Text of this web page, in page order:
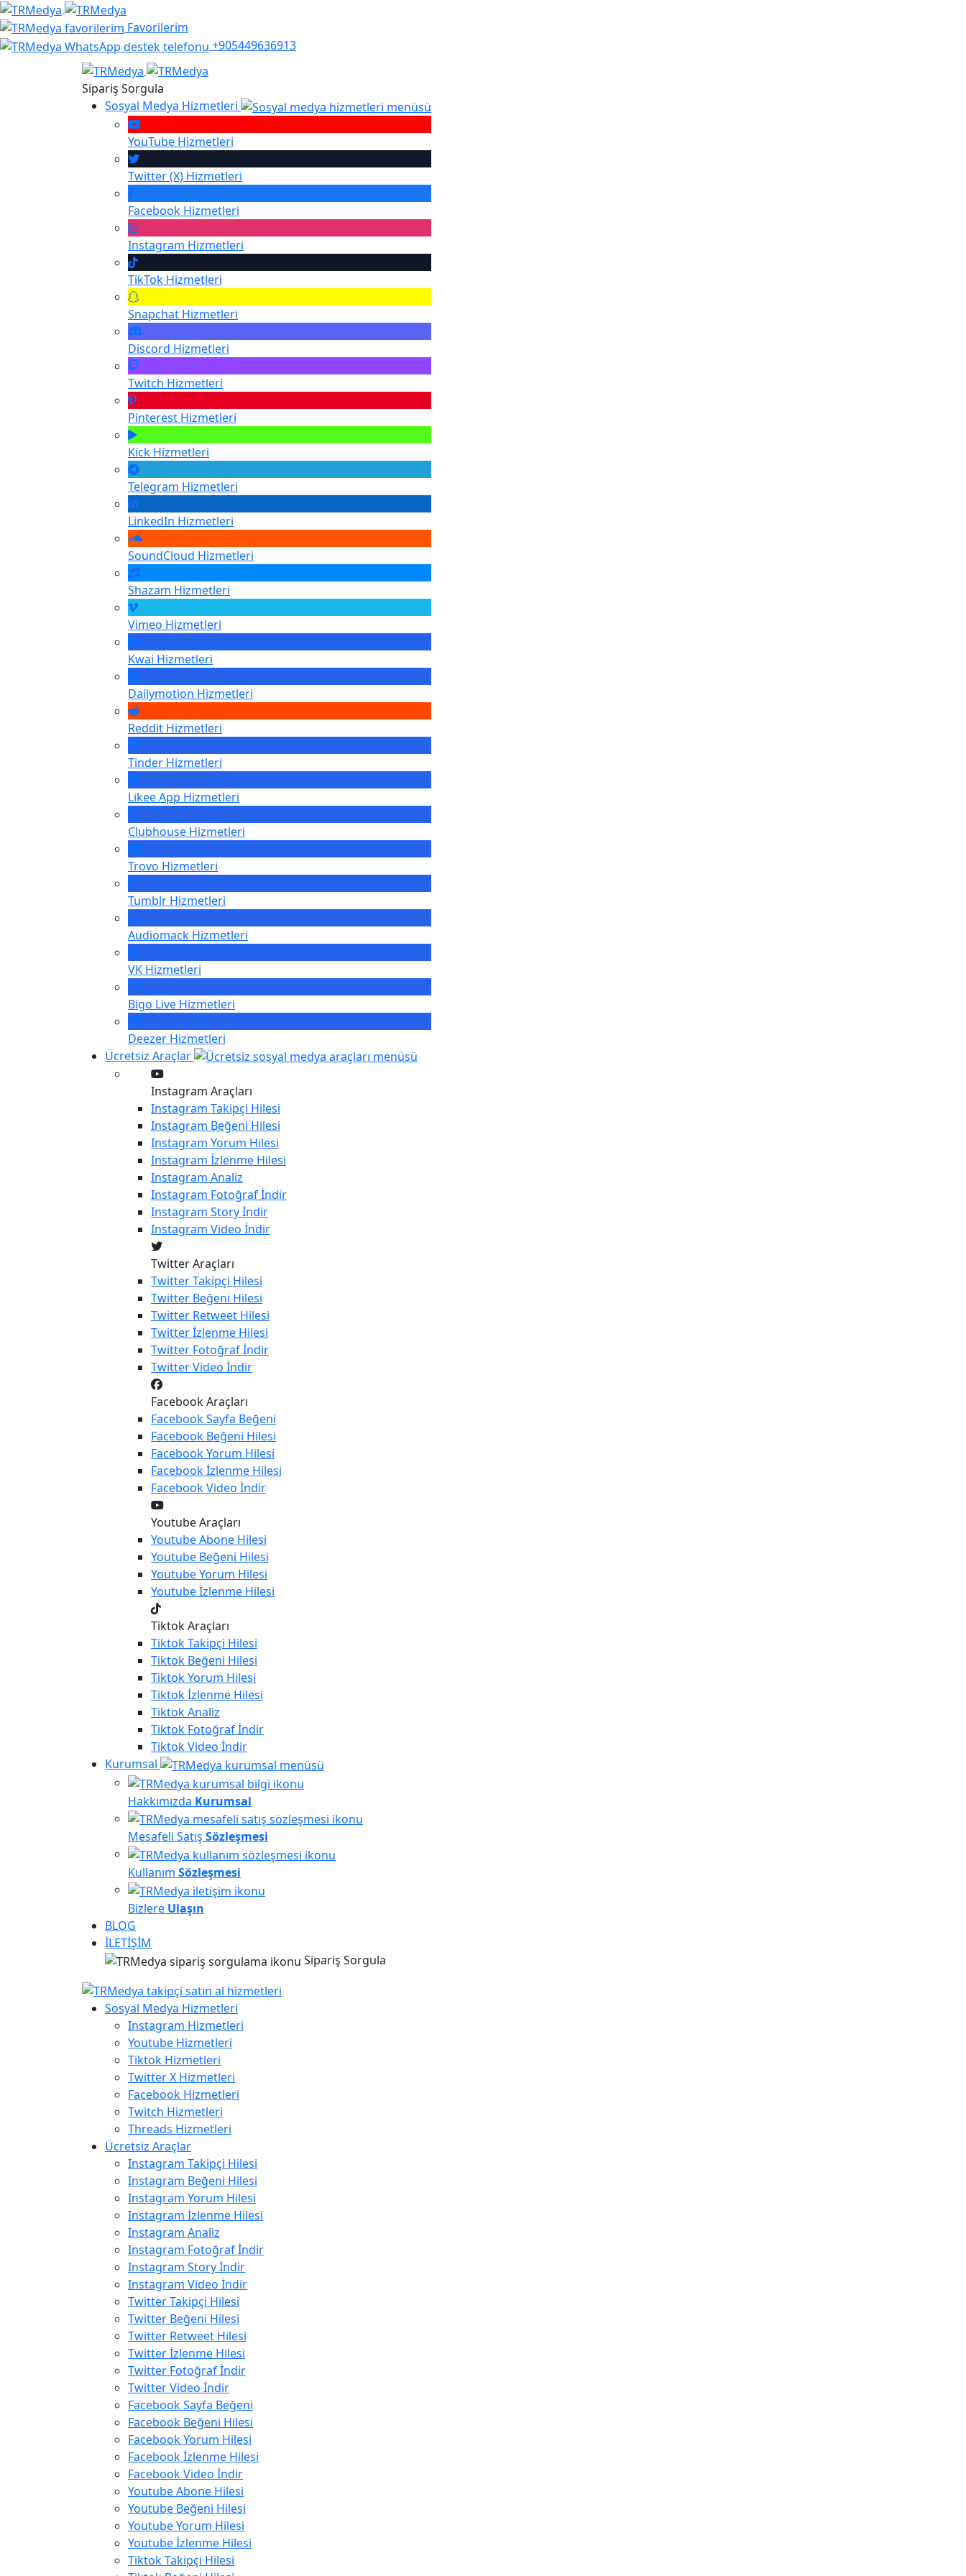
Favorilerim
+905449636913
Sipariş Sorgula
Sosyal Medya Hizmetleri
YouTube Hizmetleri
Twitter (X) Hizmetleri
Facebook Hizmetleri
Instagram Hizmetleri
TikTok Hizmetleri
Snapchat Hizmetleri
Discord Hizmetleri
Twitch Hizmetleri
Pinterest Hizmetleri
Kick Hizmetleri
Telegram Hizmetleri
LinkedIn Hizmetleri
SoundCloud Hizmetleri
Shazam Hizmetleri
Vimeo Hizmetleri
Kwai Hizmetleri
Dailymotion Hizmetleri
Reddit Hizmetleri
Tinder Hizmetleri
Likee App Hizmetleri
Clubhouse Hizmetleri
Trovo Hizmetleri
Tumblr Hizmetleri
Audiomack Hizmetleri
VK Hizmetleri
Bigo Live Hizmetleri
Deezer Hizmetleri
Ücretsiz Araçlar
Instagram Araçları
Instagram Takipçi Hilesi
Instagram Beğeni Hilesi
Instagram Yorum Hilesi
Instagram İzlenme Hilesi
Instagram Analiz
Instagram Fotoğraf İndir
Instagram Story İndir
Instagram Video İndir
Twitter Araçları
TwitterTakipçi Hilesi
Twitter Beğeni Hilesi
Twitter Retweet Hilesi
Twitterİzlenme Hilesi
Twitter Fotoğraf İndir
TwitterVideo İndir
Facebook Araçları
FacebookSayfa Beğeni
Facebook Beğeni Hilesi
FacebookYorum Hilesi
Facebookİzlenme Hilesi
FacebookVideo İndir
Youtube Araçları
YoutubeAbone Hilesi
Youtube Beğeni Hilesi
YoutubeYorum Hilesi
Youtubeİzlenme Hilesi
Tiktok Araçları
TiktokTakipçi Hilesi
Tiktok Beğeni Hilesi
TiktokYorum Hilesi
Tiktokİzlenme Hilesi
TiktokAnaliz
Tiktok Fotoğraf İndir
TiktokVideo İndir
Kurumsal
Hakkımızda Kurumsal
Mesafeli Satış Sözleşmesi
Kullanım Sözleşmesi
Bizlere Ulaşın
BLOG
İLETİŞİM
Sipariş Sorgula
Sosyal Medya Hizmetleri
Instagram Hizmetleri
Youtube Hizmetleri
Tiktok Hizmetleri
Twitter X Hizmetleri
Facebook Hizmetleri
Twitch Hizmetleri
Threads Hizmetleri
Ücretsiz Araçlar
Instagram Takipçi Hilesi
Instagram Beğeni Hilesi
Instagram Yorum Hilesi
Instagram İzlenme Hilesi
Instagram Analiz
Instagram Fotoğraf İndir
Instagram Story İndir
Instagram Video İndir
Twitter Takipçi Hilesi
Twitter Beğeni Hilesi
Twitter Retweet Hilesi
Twitter İzlenme Hilesi
Twitter Fotoğraf İndir
Twitter Video İndir
Facebook Sayfa Beğeni
Facebook Beğeni Hilesi
Facebook Yorum Hilesi
Facebook İzlenme Hilesi
Facebook Video İndir
Youtube Abone Hilesi
Youtube Beğeni Hilesi
Youtube Yorum Hilesi
Youtube İzlenme Hilesi
Tiktok Takipçi Hilesi